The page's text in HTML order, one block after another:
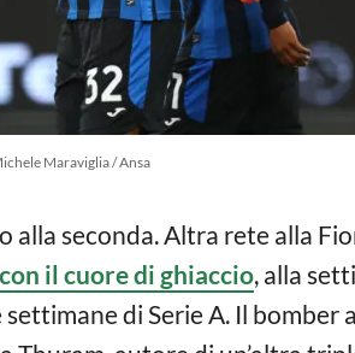
Maraviglia / Ansa
alla seconda. Altra rete alla
il cuore di ghiaccio, alla
di Serie A. Il